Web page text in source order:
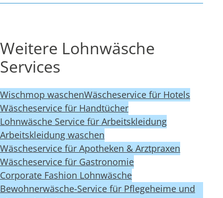
Weitere Lohnwäsche
Services
Wischmop waschenWäscheservice für Hotels
Wäscheservice für Handtücher
Lohnwäsche Service für Arbeitskleidung
Arbeitskleidung waschen
Wäscheservice für Apotheken & Arztpraxen
Wäscheservice für Gastronomie
Corporate Fashion Lohnwäsche
Bewohnerwäsche-Service für Pflegeheime und